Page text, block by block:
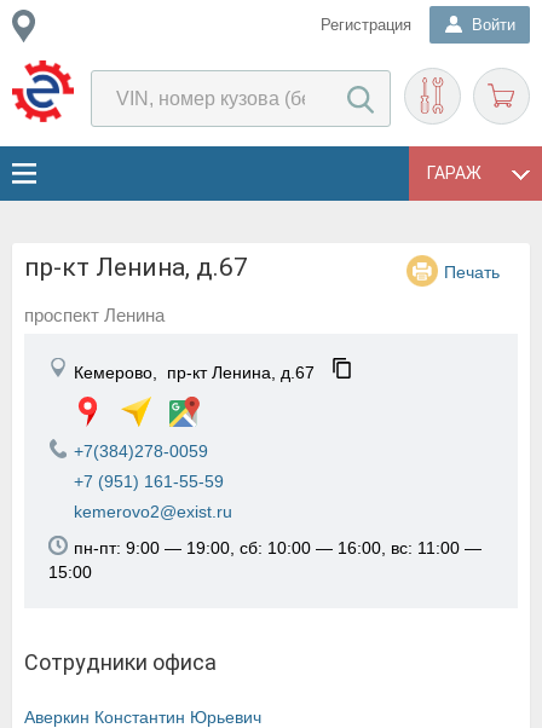
Регистрация Войти
ГАРАЖ
пр-кт Ленина, д.67 Печать
проспект Ленина
Кемерово, пр-кт Ленина, д.67
+7(384)278-0059
+7 (951) 161-55-59
kemerovo2@exist.ru
пн-пт: 9:00 — 19:00, сб: 10:00 — 16:00, вс: 11:00 —
15:00
Сотрудники офиса
Аверкин Константин Юрьевич